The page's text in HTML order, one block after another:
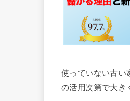
使っていない古い
の活用次第で大き